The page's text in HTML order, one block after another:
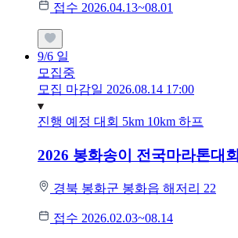
접수 2026.04.13~08.01
9/6 일
모집중
모집 마감일 2026.08.14 17:00
진행 예정 대회 5km 10km 하프
2026 봉화송이 전국마라톤대회
경북 봉화군 봉화읍 해저리 22
접수 2026.02.03~08.14